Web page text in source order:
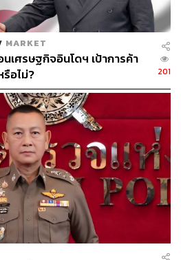
recession-comfort-f
ice-cream-experts-2022-
WEALTH
thestandardwealth
lin.ee/xfPbXUP
MARKET
นเศรษฐกิจอินโดฯ เป้าการค้า
รือไม่?
201